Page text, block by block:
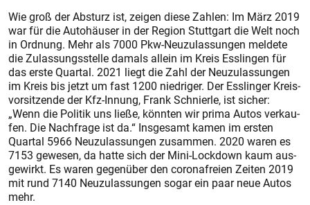
Wie groß der Ab­sturz ist, zei­gen die­se Zah­len: Im März 2019
war für die Au­to­häu­ser in der Re­gi­on Stutt­gart die Welt noch
in Ord­nung. Mehr als 7000 Pkw-Neu­zu­las­sun­gen mel­de­te
die Zu­las­sungs­stel­le da­mals al­lein im Kreis Ess­lin­gen für
das ers­te Quar­tal. 2021 liegt die Zahl der Neu­zu­las­sun­gen
im Kreis bis jetzt um fast 1200 nied­ri­ger. Der Ess­lin­ger Kreis­
vor­sit­zen­de der Kfz-In­nung, Frank Schnier­le, ist si­cher:
„Wenn die Po­li­tik uns lie­ße, könn­ten wir pri­ma Au­tos ver­kau­
fen. Die Nach­fra­ge ist da.“ Ins­ge­samt ka­men im ers­ten
Quar­tal 5966 Neu­zu­las­sun­gen zu­sam­men. 2020 wa­ren es
7153 ge­we­sen, da hat­te sich der Mi­ni-Lock­down kaum aus­
ge­wirkt. Es wa­ren ge­gen­über den co­ro­n­af­rei­en Zei­ten 2019
mit rund 7140 Neu­zu­las­sun­gen so­gar ein paar neue Au­tos
mehr.